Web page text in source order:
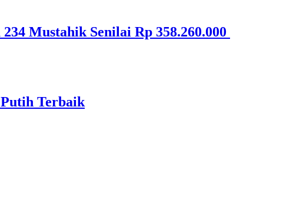
Mustahik Senilai Rp 358.260.000
Terbaik